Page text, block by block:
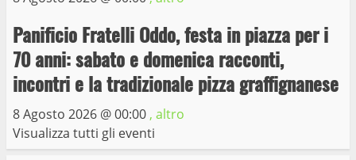
Panificio Fratelli Oddo, festa in piazza per i
70 anni: sabato e domenica racconti,
incontri e la tradizionale pizza graffignanese
8 Agosto 2026 @00:00 , altro
Visualizza tutti gli eventi
Giochi Sportivi Studenteschi di Atletica a
Viterbo
10 Maggio 2023
I Carabinieri arrestano due giovani per